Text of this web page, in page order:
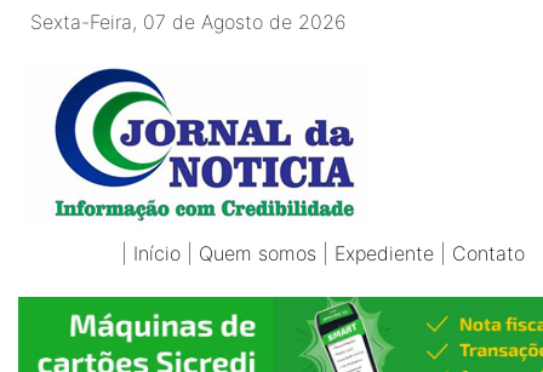
Sexta-Feira, 07 de Agosto de 2026
Início Quem somos Expediente Contato